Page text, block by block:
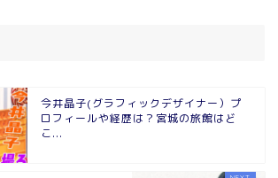
今井晶子(グラフィックデザイナー）プ
ロフィールや経歴は？宮城の旅館はど
こ...